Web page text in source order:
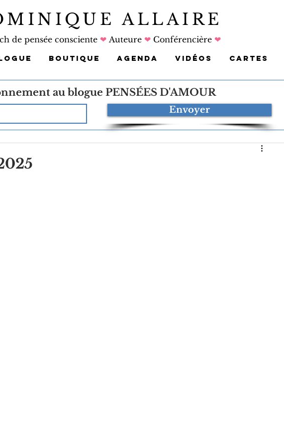
ALLAIRE
de pensée consciente ❤Auteure ❤Conférencière ❤
BOUTIQUE AGENDA VIDÉOS CARTES
au blogue PENSÉES D'AMOUR
Envoyer